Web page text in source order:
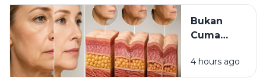
yang Bisa
Dimulai
Bukan
Cuma
7
Kebiasaan
4 hours ago